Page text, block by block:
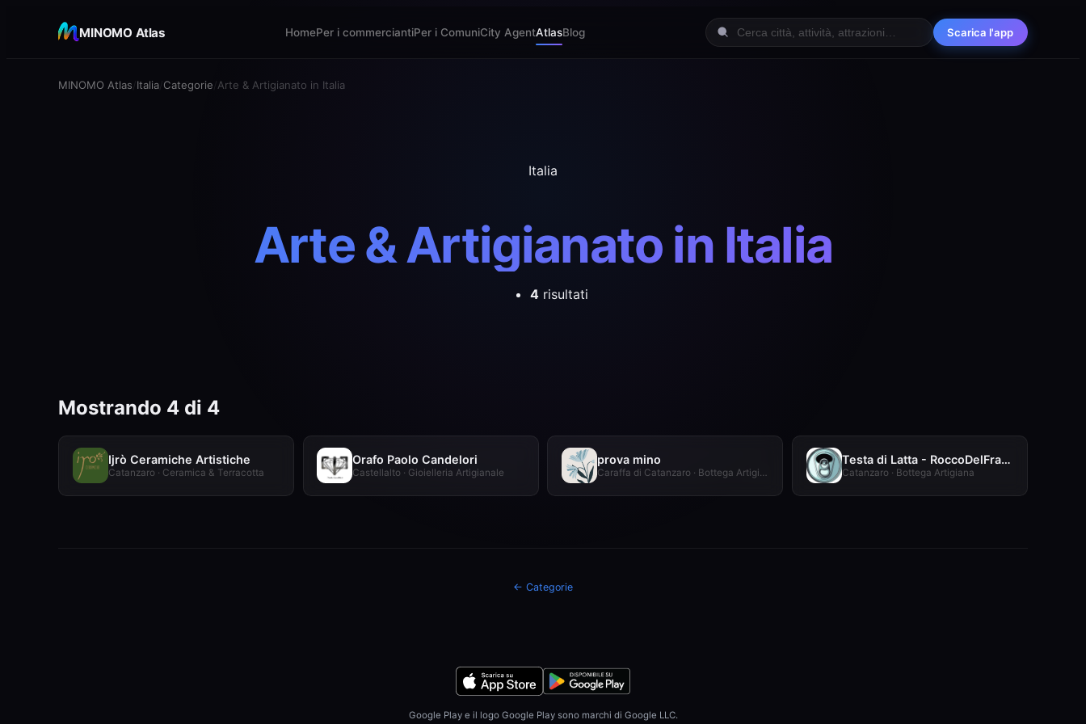
MINOMO Atlas HomePer i commerciantiPer i ComuniCity AgentAtlasBlog Scarica l'app
MINOMO Atlas Italia Categorie Arte & Artigianato in Italia
Italia
Arte & Artigianato in Italia
4 risultati
Mostrando 4 di 4
Ijrò Ceramiche Artistiche
Catanzaro · Ceramica & Terracotta
Orafo Paolo Candelori
Castellalto · Gioielleria Artigianale
prova mino
Caraffa di Catanzaro · Bottega Artigiana
Testa di Latta - RoccoDelFranco
Catanzaro · Bottega Artigiana
← Categorie
Google Play e il logo Google Play sono marchi di Google LLC.